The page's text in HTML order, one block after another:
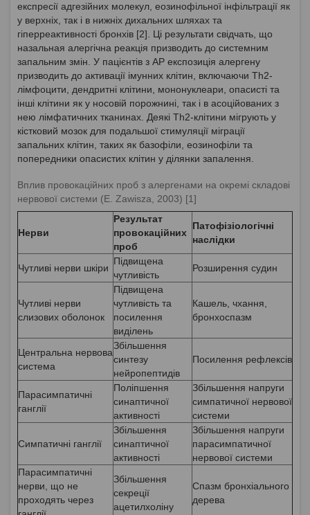
експресії адгезійних молекул, еозинофільної інфільтрації як
у верхніх, так і в нижніх дихальних шляхах та
гіперреактивності бронхів [2]. Ці результати свідчать, що
назальная алергічна реакція призводить до системним
запальним змін. У пацієнтів з АР експозиція алергену
призводить до активації імунних клітин, включаючи Th2-
лімфоцити, дендритні клітини, мононуклеари, опасисті та
інші клітини як у носовій порожнині, так і в асоційованих з
нею лімфатичних тканинах. Деякі Th2-клітини мігрують у
кістковий мозок для подальшої стимуляції міграції
запальних клітин, таких як базофіли, еозинофіли та
попередники опасистих клітин у ділянки запалення.
Вплив провокаційних проб з алергенами на окремі складові
нервової системи (E. Zawisza, 2003) [1]
Нерви
Результат
провокаційних
проб
Патофізіологічні
наслідки
Чутливі нерви шкіри
Підвищена
чутливість
Розширення судин
Чутливі нерви
слизових оболонок
Підвищена
чутливість та
посилення
виділень
Кашель, чхання,
бронхоспазм
Центральна нервова
система
Збільшення
синтезу
нейропептидів
Посилення рефлексів
Парасимпатичні
ганглії
Поліпшення
синаптичної
активності
Збільшення напруги
симпатичної нервової
системи
Симпатичні ганглії
Збільшення
синаптичної
активності
Збільшення напруги
парасимпатичної
нервової системи
Парасимпатичні
нерви, що не
проходять через
Збільшення
секреції
ацетилхоліну
Спазм бронхіального
дерева